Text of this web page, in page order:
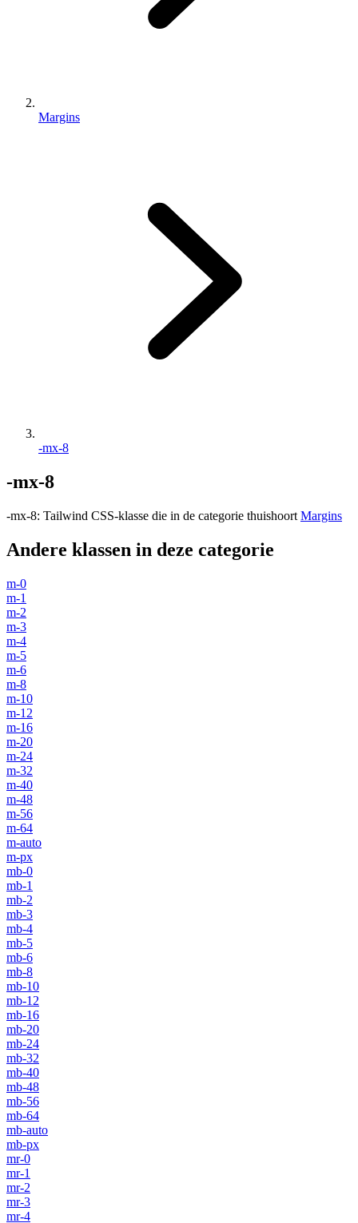
Margins
-mx-8
-mx-8
-mx-8: Tailwind CSS-klasse die in de categorie thuishoort Margins
Andere klassen in deze categorie
m-0
m-1
m-2
m-3
m-4
m-5
m-6
m-8
m-10
m-12
m-16
m-20
m-24
m-32
m-40
m-48
m-56
m-64
m-auto
m-px
mb-0
mb-1
mb-2
mb-3
mb-4
mb-5
mb-6
mb-8
mb-10
mb-12
mb-16
mb-20
mb-24
mb-32
mb-40
mb-48
mb-56
mb-64
mb-auto
mb-px
mr-0
mr-1
mr-2
mr-3
mr-4